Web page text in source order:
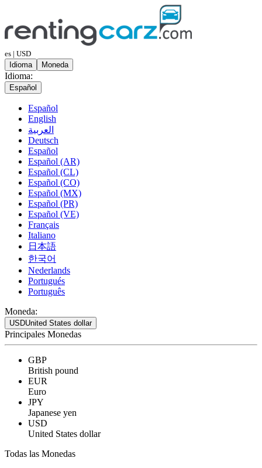
es | USD
Idioma
Moneda
Idioma:
Español
Español
English
العربية
Deutsch
Español
Español (AR)
Español (CL)
Español (CO)
Español (MX)
Español (PR)
Español (VE)
Français
Italiano
日本語
한국어
Nederlands
Portugués
Português
Moneda:
USDUnited States dollar
Principales Monedas
GBP
British pound
EUR
Euro
JPY
Japanese yen
USD
United States dollar
Todas las Monedas